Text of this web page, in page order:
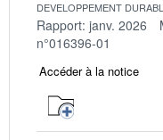
DEVELOPPEMENT
Rapport: janv. 2026
n°016396-01
Accéder à la notice